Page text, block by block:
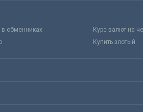
в обменниках
Курс валют на
Купить злотый